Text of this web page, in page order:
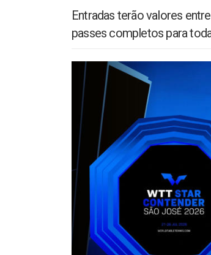
Entradas terão valores
passes completos para